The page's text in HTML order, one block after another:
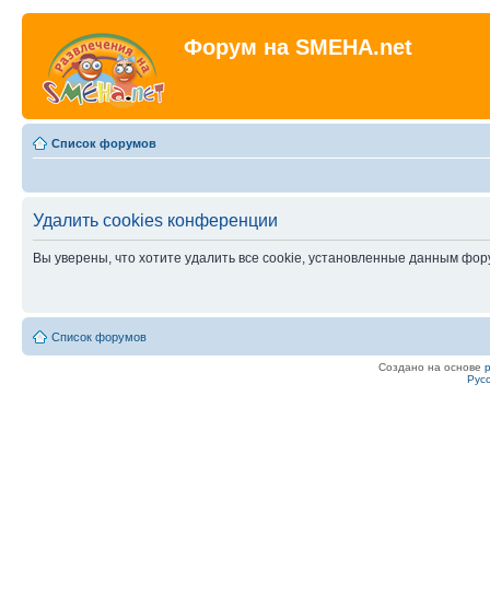
Форум на SMEHA.net
Список форумов
Удалить cookies конференции
Вы уверены, что хотите удалить все cookie, установленные данным
Список форумов
Создано на основе